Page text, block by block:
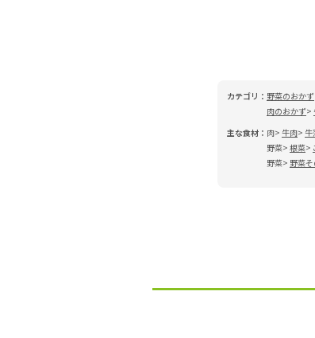
カテゴリ： 野菜のおかず
肉のおかず
主な食材： 肉 牛肉 牛
野菜 根菜
野菜
野菜